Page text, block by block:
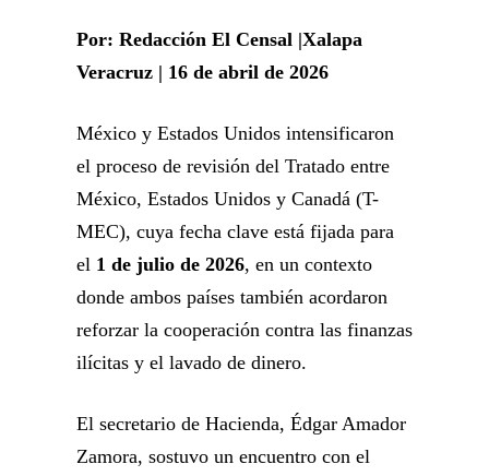
Por: Redacción El Censal |Xalapa
Veracruz | 16 de abril de 2026
México y Estados Unidos intensificaron
el proceso de revisión del Tratado entre
México, Estados Unidos y Canadá (T-
MEC), cuya fecha clave está fijada para
el 1 de julio de 2026, en un contexto
donde ambos países también acordaron
reforzar la cooperación contra las finanzas
ilícitas y el lavado de dinero.
El secretario de Hacienda, Édgar Amador
Zamora, sostuvo un encuentro con el